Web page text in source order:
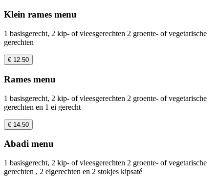
Klein rames menu
1 basisgerecht, 2 kip- of vleesgerechten 2 groente- of vegetarische
gerechten
€ 12.50
Rames menu
1 basisgerecht, 2 kip- of vleesgerechten 2 groente- of vegetarische
gerechten en 1 ei gerecht
€ 14.50
Abadi menu
1 basisgerecht, 2 kip- of vleesgerechten 2 groente- of vegetarische
gerechten , 2 eigerechten en 2 stokjes kipsaté